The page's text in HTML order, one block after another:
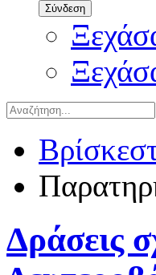
Σύνδεση
Δράσεις